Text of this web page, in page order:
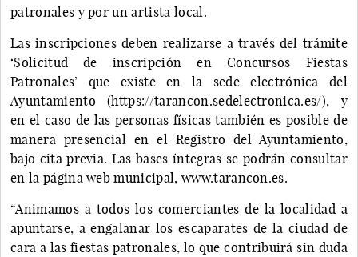
patronales y por un artista local.
Las inscripciones deben realizarse a través del trámite
‘Solicitud de inscripción en Concursos Fiestas
Patronales’ que existe en la sede electrónica del
Ayuntamiento (https://tarancon.sedelectronica.es/), y
en el caso de las personas físicas también es posible de
manera presencial en el Registro del Ayuntamiento,
bajo cita previa. Las bases íntegras se podrán consultar
en la página web municipal, www.tarancon.es.
“Animamos a todos los comerciantes de la localidad a
apuntarse, a engalanar los escaparates de la ciudad de
cara a las fiestas patronales, lo que contribuirá sin duda